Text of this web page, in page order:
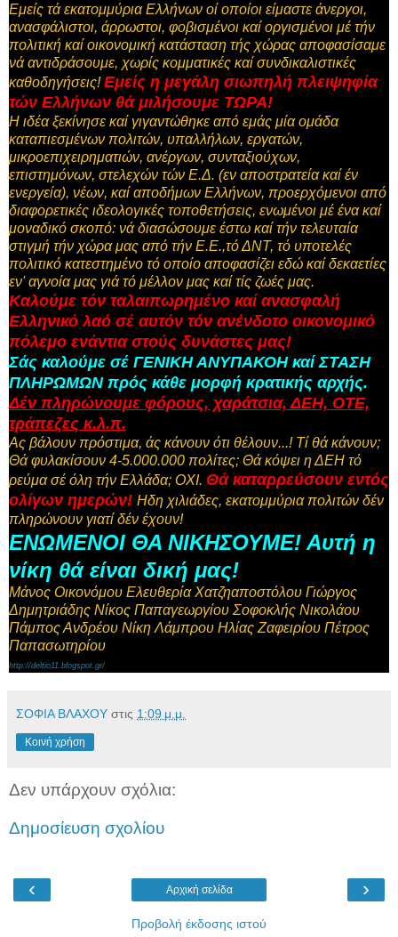
Εμείς τά εκατομμύρια Ελλήνων οί οποίοι είμαστε άνεργοι,
ανασφάλιστοι, άρρωστοι, φοβισμένοι καί οργισμένοι μέ τήν
πολιτική καί οικονομική κατάσταση τής χώρας αποφασίσαμε
νά αντιδράσουμε, χωρίς κομματικές καί συνδικαλιστικές
καθοδηγήσεις!Εμείς η μεγάλη σιωπηλή πλειψηφία
τών Ελλήνων θά μιλήσουμε ΤΩΡΑ!
Η ιδέα ξεκίνησε καί γιγαντώθηκε από εμάς μία ομάδα
καταπιεσμένων πολιτών, υπαλλήλων, εργατών,
μικροεπιχειρηματιών, ανέργων, συνταξιούχων,
επιστημόνων, στελεχών τών Ε.Δ. (εν αποστρατεία καί έν
ενεργεία), νέων, καί αποδήμων Ελλήνων, προερχόμενοι από
διαφορετικές ιδεολογικές τοποθετήσεις, ενωμένοι μέ ένα καί
μοναδικό σκοπό: νά διασώσουμε έστω καί τήν τελευταία
στιγμή τήν χώρα μας από τήν Ε.Ε.,τό ΔΝΤ, τό υποτελές
πολιτικό κατεστημένο τό οποίο αποφασίζει εδώ καί δεκαετίες
εν' αγνοία μας γιά τό μέλλον μας καί τίς ζωές μας.
Καλούμε τόν ταλαιπωρημένο καί ανασφαλή
Ελληνικό λαό σέ αυτόν τόν ανένδοτο οικονομικό
πόλεμο ενάντια στούς δυνάστες μας!
Σάς καλούμε σέ ΓΕΝΙΚΗ ΑΝΥΠΑΚΟΗ καίΣΤΑΣΗ
ΠΛΗΡΩΜΩΝ πρός κάθε μορφή κρατικής αρχής.
Δέν πληρώνουμε φόρους, χαράτσια, ΔΕΗ, ΟΤΕ,
τράπεζες κ.λ.π.
Ας βάλουν πρόστιμα, άς κάνουν ότι θέλουν...! Τί θά κάνουν;
Θά φυλακίσουν 4-5.000.000 πολίτες; Θά κόψει η ΔΕΗ τό
ρεύμα σέ όλη τήν Ελλάδα; ΟΧΙ. Θά καταρρεύσουν εντός
ολίγων ημερών! Ηδη χιλιάδες, εκατομμύρια πολιτών δέν
πληρώνουν γιατί δέν έχουν!
ΕΝΩΜΕΝΟΙ ΘΑ ΝΙΚΗΣΟΥΜΕ! Αυτή η
νίκη θά είναι δική μας!
Μάνος Οικονόμου Ελευθερία Χατζηαποστόλου Γιώργος
Δημητριάδης Νίκος Παπαγεωργίου Σοφοκλής Νικολάου
Πάμπος Ανδρέου Νίκη Λάμπρου Ηλίας Ζαφειρίου Πέτρος
Παπασωτηρίου
http://deltio11.blogspot.gr/
ΣΟΦΙΑ ΒΛΑΧΟΥ στις 1:09 μ.μ.
Κοινή χρήση
Δεν υπάρχουν σχόλια:
Δημοσίευση σχολίου
‹ ›
Αρχική σελίδα
Προβολή έκδοσης ιστού